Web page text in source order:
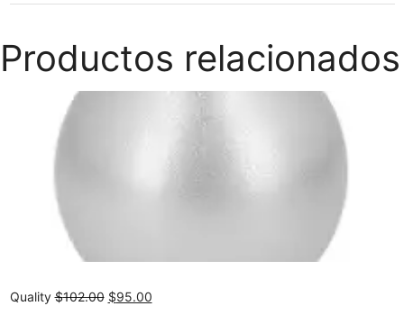
Productos relacionados
Quality$102.00 Original
$95.00Current